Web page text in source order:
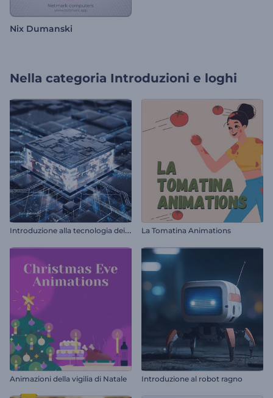
Nix Dumanski
Nella categoria Introduzioni e loghi
I
ntroduzione alla tecnologia dei microchip La Tomatina Animations
Animazioni della vigilia di Natale Introduzione al robot ragno